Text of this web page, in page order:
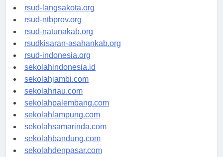
rsudtpi-kepriprov.org
rsud-langsakota.org
rsud-ntbprov.org
rsud-natunakab.org
rsudkisaran-asahankab.org
rsud-indonesia.org
sekolahindonesia.id
sekolahjambi.com
sekolahriau.com
sekolahpalembang.com
sekolahlampung.com
sekolahsamarinda.com
sekolahbandung.com